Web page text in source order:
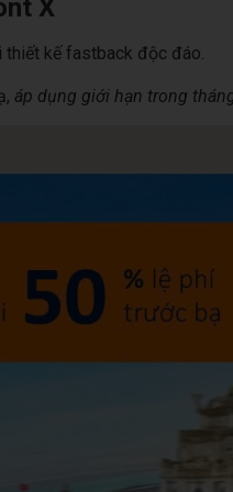
X
thiết kế fastback độc đáo.
áp dụng giới hạn trong